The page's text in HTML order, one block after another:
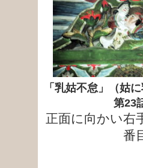
「乳姑不怠」（姑
第23
正面に向かい右
番